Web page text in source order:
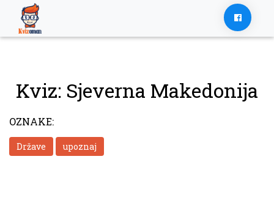
content
Kviz: Sjeverna Makedonija
OZNAKE:
Države upoznaj